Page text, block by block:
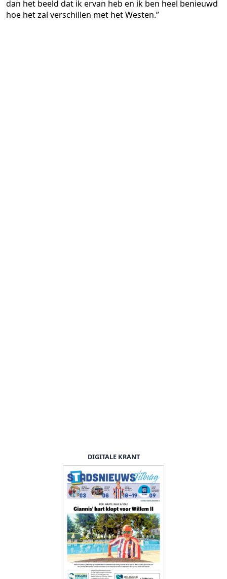
dan het beeld dat ik ervan heb en ik ben heel benieuwd
hoe het zal verschillen met het Westen.”
DIGITALE KRANT